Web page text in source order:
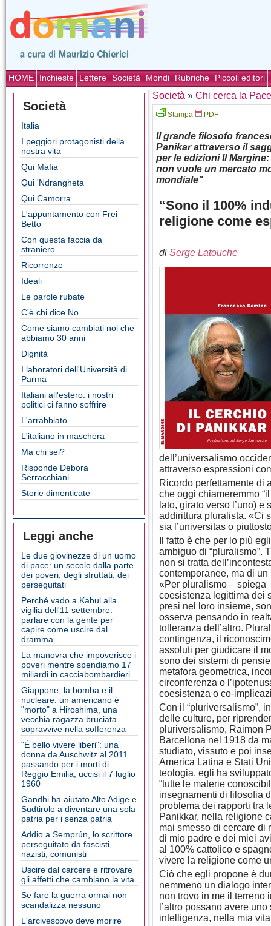
HOME Inchieste Lettere Società Mondi Rubriche Piccoli editori
Società
Italia
I peggiori protagonisti della
nostra vita
Qui Mafia
Qui 'Ndrangheta
Qui Camorra
L'appuntamento con Frei
Betto
Con questa faccia da
straniero
Ricorrenze
Ideali
Le parole rubate
C'è chi dice No
Come siamo cambiati noi che
abbiamo 30 anni
Dignità
I laboratori dell'Università di
Parma
Italiani all'estero: i nostri
politici ci fanno soffrire
L'arrabbiato
L'italiano in maschera
Ma chi sei?
Risponde Debora
Serracchiani
Storie dimenticate
Leggi anche
Le due giovinezze di un uomo
di pace: un secolo dalla parte
dei poveri, degli sfruttati, dei
perseguitati
Perché vado a Kabul alla
vigilia dell'11 settembre:
parlare con la gente per
capire come uscire dal
dramma
La manovra che impoverisce i
poveri mentre spendiamo 17
miliardi in cacciabombardieri
Giappone, la bomba e il
nucleare: un americano è
"morto" a Hiroshima, una
vecchia ragazza bruciata
sopravvive nella sofferenza
"È bello vivere liberi": una
donna da Auschwitz al 2011
passando per i morti di
Reggio Emilia, uccisi il 7 luglio
1960
Gandhi ha aiutato Alto Adige e
Sudtirolo a diventare una sola
patria per i senza patria
Addio a Semprún, lo scrittore
perseguitato da fascisti,
nazisti, comunisti
Uscire dal carcere e ritrovare
gli affetti che cambiano la vita
Se fare la guerra ormai non
scandalizza nessuno
L'arcivescovo deve morire
Società » Chi cerca la Pace
Stampa PDF
Il grande filosofo
Panikar attraverso il
per le edizioni Il
non vuole un mercato
mondiale"
“Sono il 100%
religione come
di Serge Latouche
dell’universalismo
attraverso espressioni
Ricordo perfettamente di
che oggi chiameremmo
lato, girato verso l’uno)
addirittura pluralista. «Ci
sia l’universitas o
Il fatto è che per lo più
ambiguo di “pluralismo”.
non si tratta
contemporanee, ma di
«Per pluralismo – spiega
coesistenza legittima dei
presi nel loro insieme,
osserva pensando in
tolleranza dell’altro.
contingenza, il
assoluti per giudicare il
sono dei sistemi di
metafora geometrica,
circonferenza o
coesistenza o co-
Con il “pluriversalismo”,
delle culture, per
pluriversalismo, Raimon
Barcellona nel 1918 da
studiato, vissuto e poi
America Latina e Stati
teologia, egli ha
“tutte le materie
insegnamenti di filosofia
problema dei rapporti tra
Panikkar, nella religione
mai smesso di cercare di
di mio padre e dei miei
al 100% cattolico e
vivere la religione come
Ciò che egli propone è
nemmeno un dialogo
non trovo in me il terreno
l’altro possano avere
intelligenza, nella mia